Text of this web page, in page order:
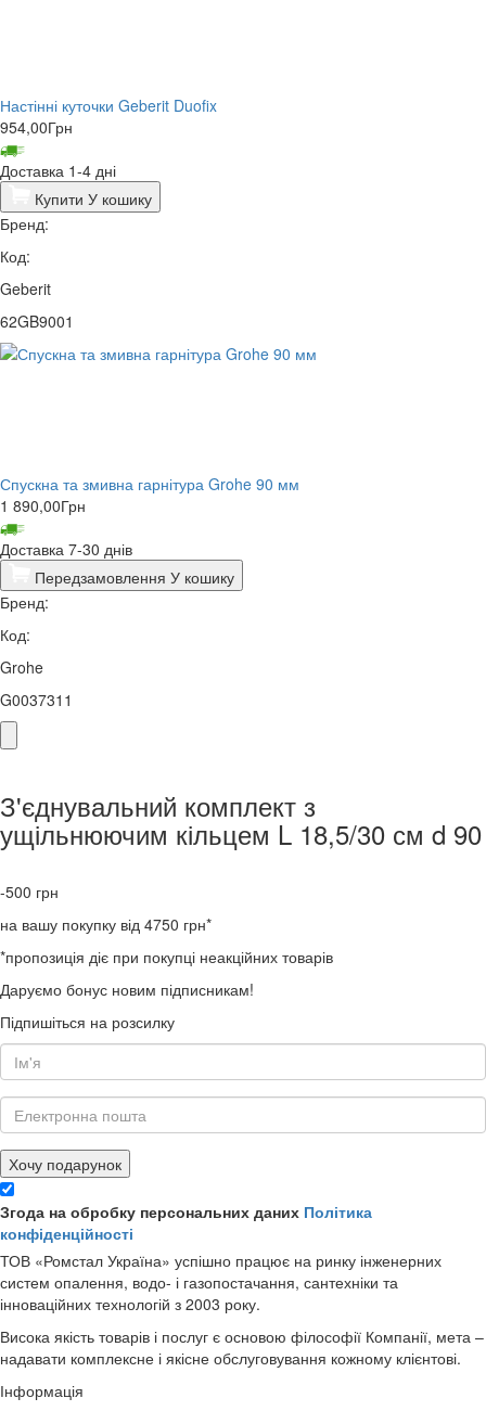
Настінні куточки Geberit Duofix
954,00Грн
Доставка 1-4 дні
Купити У кошику
Бренд:
Код:
Geberit
62GB9001
Спускна та змивна гарнітура Grohe 90 мм
1 890,00Грн
Доставка 7-30 днів
Передзамовлення У кошику
Бренд:
Код:
Grohe
G0037311
З'єднувальний комплект з
ущільнюючим кільцем L 18,5/30 см d 90
-500 грн
на вашу покупку від 4750 грн*
*пропозиція діє при покупці неакційних товарів
Даруємо бонус новим підписникам!
Підпишіться на розсилку
Хочу подарунок
Згода на обробку персональних даних Політика
конфіденційності
ТОВ «Ромстал Україна» успішно працює на ринку інженерних
систем опалення, водо- і газопостачання, сантехніки та
інноваційних технологій з 2003 року.
Висока якість товарів і послуг є основою філософії Компанії, мета –
надавати комплексне і якісне обслуговування кожному клієнтові.
Інформація